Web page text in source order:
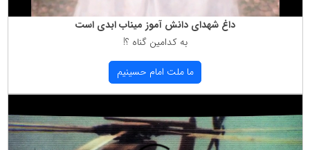
داغ شهدای دانش آموز میناب ابدی است
به كدامین گناه ؟!
ما ملت امام حسینیم